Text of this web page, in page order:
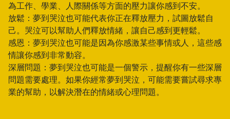
為工作、學業、人際關係等方面的壓力讓你感到不安。
放鬆：夢到哭泣也可能代表你正在釋放壓力，試圖放鬆自
己。哭泣可以幫助人們釋放情緒，讓自己感到更輕鬆。
感恩：夢到哭泣也可能是因為你感激某些事情或人，這些感
情讓你感到非常動容。
深層問題：夢到哭泣也可能是一個警示，提醒你有一些深層
問題需要處理。如果你經常夢到哭泣，可能需要嘗試尋求專
業的幫助，以解決潛在的情緒或心理問題。